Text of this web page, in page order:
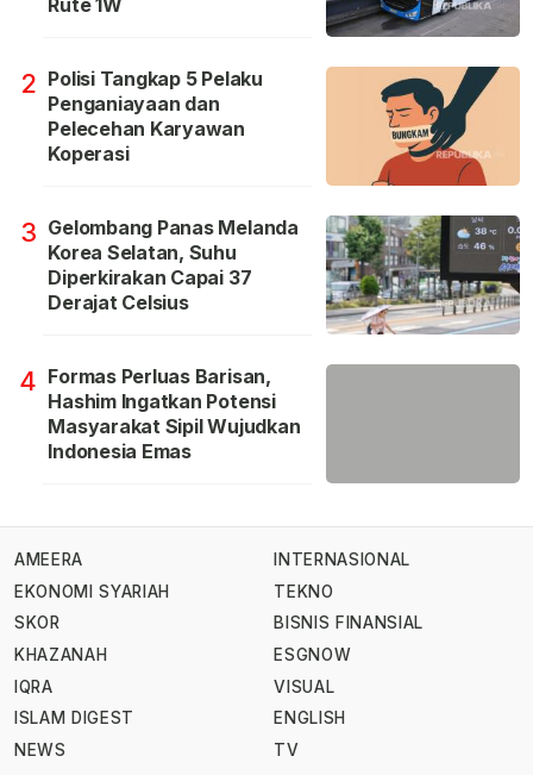
Rute 1W
2 Polisi Tangkap 5 Pelaku
Penganiayaan dan
Pelecehan Karyawan
Koperasi
3 Gelombang Panas Melanda
Korea Selatan, Suhu
Diperkirakan Capai 37
Derajat Celsius
4 Formas Perluas Barisan,
Hashim Ingatkan Potensi
Masyarakat Sipil Wujudkan
Indonesia Emas
AMEERA
EKONOMI SYARIAH
SKOR
KHAZANAH
IQRA
ISLAM DIGEST
NEWS
INTERNASIONAL
TEKNO
BISNIS FINANSIAL
ESGNOW
VISUAL
ENGLISH
TV